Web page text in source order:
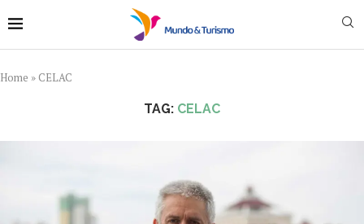
Home » CELAC
TAG: CELAC